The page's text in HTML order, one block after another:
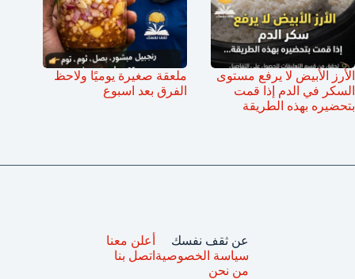
الأرز الأبيض لا يرفع مستوى
السكر في الدم إذا قمت
بتحضيره بهذه الطريقة
ملعقة صغيرة يوميًا ولاحظ
الفرق بعد اسبوع
عن ثقف نفسك
سياسة الخصوصية
من نحن
أعلن معنا
اتصل بنا